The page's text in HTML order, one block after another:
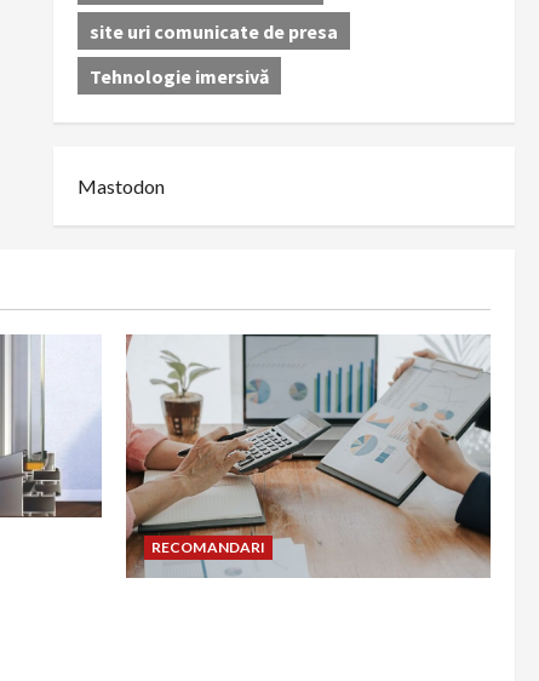
site uri comunicate de presa
Tehnologie imersivă
Mastodon
RECOMANDARI